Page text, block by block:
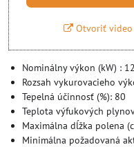
Otvoriť
Nominálny výkon (kW) : 12
Rozsah vykurovacieho
Tepelná účinnosť (%): 80
Teplota výfukových
Maximálna dĺžka polena
Minimálna požadovaná